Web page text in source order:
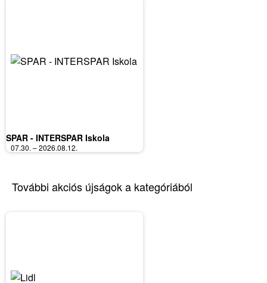
SPAR - INTERSPAR Iskola
07.30. – 2026.08.12.
További akciós újságok a kategóriából